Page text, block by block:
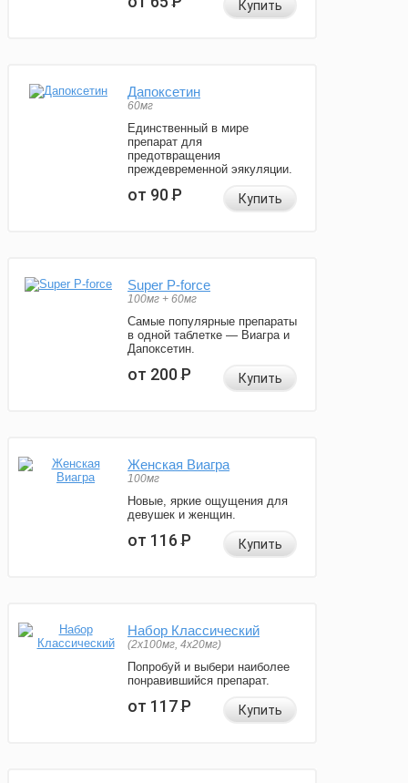
Купить
Дапоксетин
60мг
Единственный в мире
препарат для
предотвращения
преждевременной эякуляции.
от 90Р Купить
Super P-force
100мг + 60мг
Самые популярные препараты
в одной таблетке — Виагра и
Дапоксетин.
от 200Р Купить
Женская Виагра
100мг
Новые, яркие ощущения для
девушек и женщин.
от 116Р Купить
Набор Классический
(2x100мг, 4x20мг)
Попробуй и выбери наиболее
понравившийся препарат.
от 117Р Купить